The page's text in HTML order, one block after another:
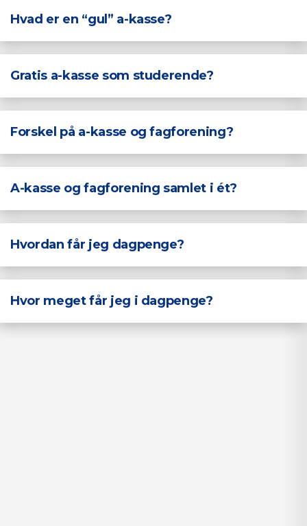
Hvad er en “gul” a-kasse?
Gratis a-kasse som studerende?
Forskel på a-kasse og fagforening?
A-kasse og fagforening samlet i ét?
Hvordan får jeg dagpenge?
Hvor meget får jeg i dagpenge?